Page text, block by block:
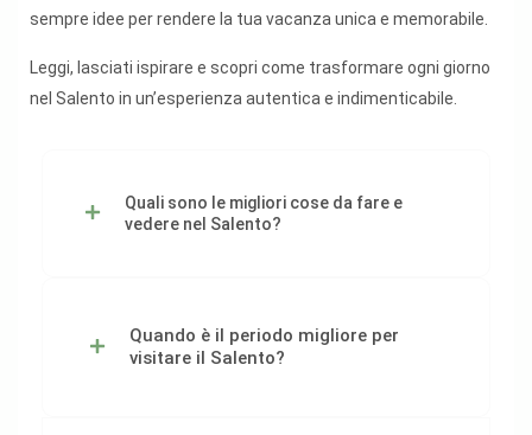
sempre idee per rendere la tua vacanza unica e memorabile.
Leggi, lasciati ispirare e scopri come trasformare ogni giorno
nel Salento in un’esperienza autentica e indimenticabile.
Quali sono le migliori cose da fare e
vedere nel Salento?
Quando è il periodo migliore per
visitare il Salento?